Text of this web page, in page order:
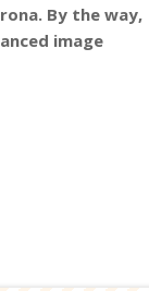
By the way,
image